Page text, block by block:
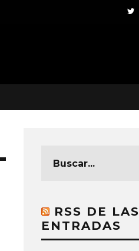
RSS DE LAS
ENTRADAS